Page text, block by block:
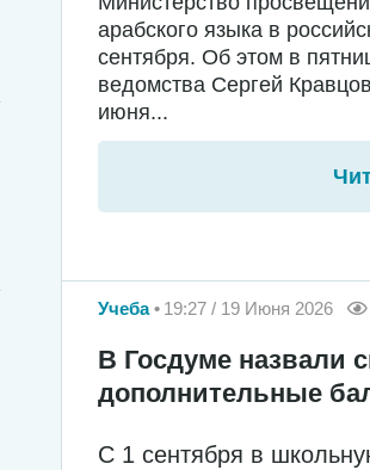
арабского языка в
сентября. Об этом в
ведомства Сергей
июня...
Учеба 19:27 / 19 Июня 2026
В Госдуме назвали
дополнительные
С 1 сентября в